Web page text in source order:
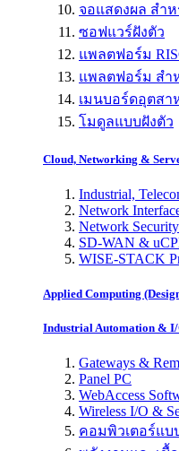
จอแสดงผล สำ
ซอฟแวร์ฝังตัว
แพลตฟอร์ม
แพลตฟอร์ม สำ
เมนบอร์ดอุตสา
โมดูลแบบฝังตัว
Cloud, Networking &
Industrial,
Network
Network
SD-WAN &
WISE-STACK
Applied Computing
Industrial Automation &
Gateways &
Panel PC
WebAccess
Wireless I/O &
คอมพิวเตอร์แบ